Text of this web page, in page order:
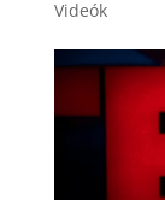
Videók